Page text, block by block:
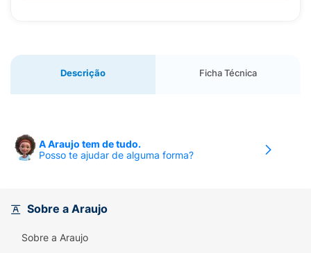
Descrição Ficha Técnica
A Araujo tem de tudo.
Posso te ajudar de alguma forma?
Sobre a Araujo
Sobre a Araujo